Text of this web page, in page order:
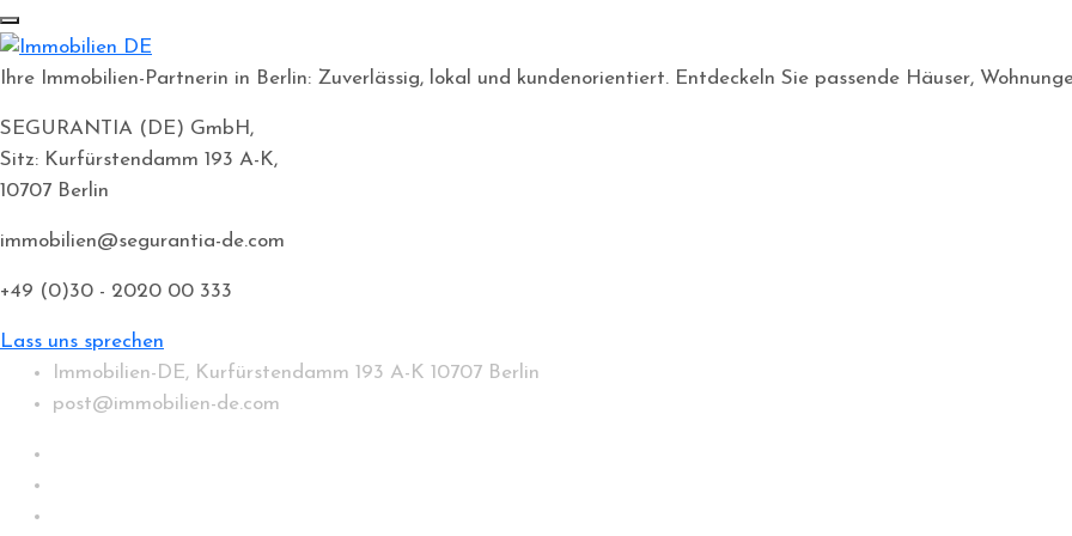
Ihre Immobilien-Partnerin in Berlin: Zuverlässig, lokal und kundenorientiert. Entdeckeln Sie passende Häuser,
SEGURANTIA (DE) GmbH,
Sitz: Kurfürstendamm 193 A-K,
10707 Berlin
immobilien@segurantia-de.com
+49 (0)30 - 2020 00 333
Lass uns sprechen
Immobilien-DE, Kurfürstendamm 193 A-K 10707 Berlin
post@immobilien-de.com